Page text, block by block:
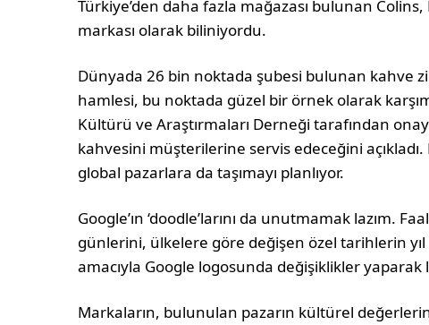
Türkiye’den daha fazla mağazası bulunan
markası olarak biliniyordu.
Dünyada 26 bin noktada şubesi bulunan kahve
hamlesi, bu noktada güzel bir örnek olarak
Kültürü ve Araştırmaları Derneği tarafından
kahvesini müşterilerine servis edeceğini
global pazarlara da taşımayı planlıyor.
Google’ın ‘doodle’larını da unutmamak lazım.
günlerini, ülkelere göre değişen özel tarihlerin
amacıyla Google logosunda değişiklikler yaparak
Markaların, bulunulan pazarın kültürel